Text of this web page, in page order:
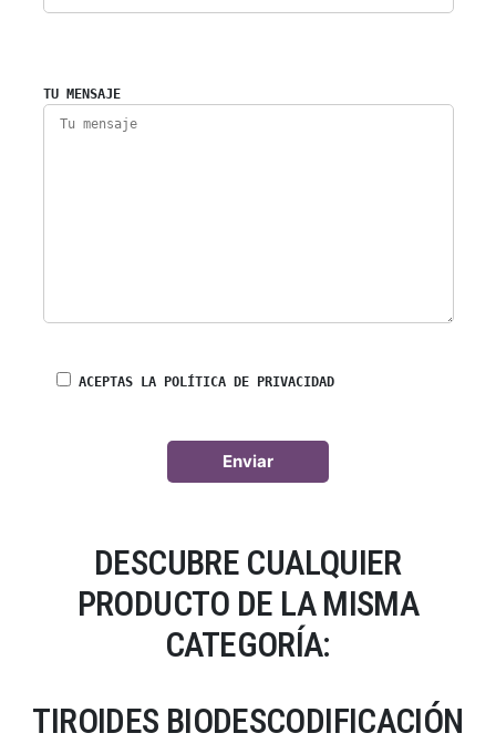
TU MENSAJE
ACEPTAS LA POLÍTICA DE PRIVACIDAD
DESCUBRE CUALQUIER
PRODUCTO DE LA MISMA
CATEGORÍA:
TIROIDES BIODESCODIFICACIÓN